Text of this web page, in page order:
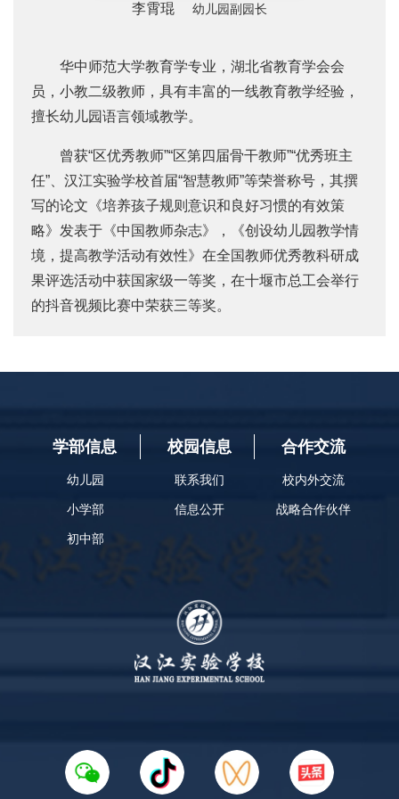
李霄琨 幼儿园副园长
华中师范大学教育学专业，湖北省教育学会会
员，小教二级教师，具有丰富的一线教育教学经验，
擅长幼儿园语言领域教学。
曾获“区优秀教师”“区第四届骨干教师”“优秀班主
任”、汉江实验学校首届“智慧教师”等荣誉称号，其撰
写的论文《培养孩子规则意识和良好习惯的有效策
略》发表于《中国教师杂志》，《创设幼儿园教学情
境，提高教学活动有效性》在全国教师优秀教科研成
果评选活动中获国家级一等奖，在十堰市总工会举行
的抖音视频比赛中荣获三等奖。
学部信息
幼儿园
小学部
初中部
校园信息
联系我们
信息公开
合作交流
校内外交流
战略合作伙伴